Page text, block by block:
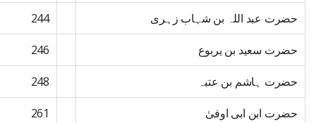
حضرت عبد اللہ بن شہاب زہری 244
حضرت سعید بن یربوع 246
حضرت ہاشم بن عتبہ 248
حضرت ابن ابی اوفیٰ 261